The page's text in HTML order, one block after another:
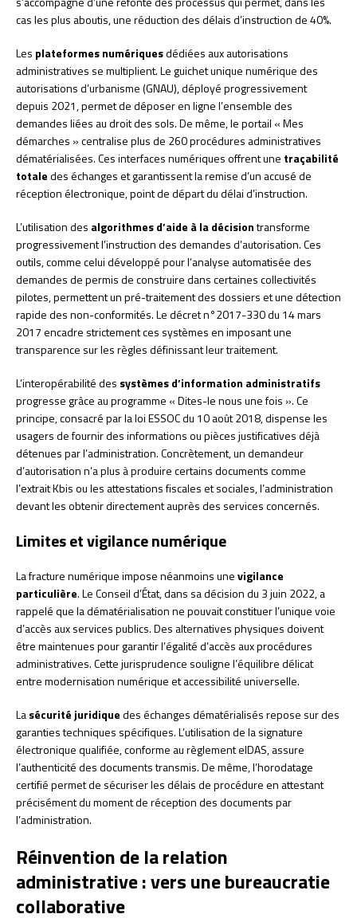
cas les plus aboutis, une réduction des délais d’instruction de 40%.
Les plateformes numériquesdédiées aux autorisations
administratives se multiplient. Le guichet unique numérique des
autorisations d’urbanisme (GNAU), déployé progressivement
depuis 2021, permet de déposer en ligne l’ensemble des
demandes liées au droit des sols. De même, le portail « Mes
démarches » centralise plus de 260 procédures administratives
dématérialisées. Ces interfaces numériques offrent une traçabilité
totaledes échanges et garantissent la remise d’un accusé de
réception électronique, point de départ du délai d’instruction.
L’utilisation des algorithmes d’aide à la décisiontransforme
progressivement l’instruction des demandes d’autorisation. Ces
outils, comme celui développé pour l’analyse automatisée des
demandes de permis de construire dans certaines collectivités
pilotes, permettent un pré-traitement des dossiers et une détection
rapide des non-conformités. Le décret n°2017-330 du 14 mars
2017 encadre strictement ces systèmes en imposant une
transparence sur les règles définissant leur traitement.
L’interopérabilité des systèmes d’information administratifs
progresse grâce au programme « Dites-le nous une fois ». Ce
principe, consacré par la loi ESSOC du 10 août 2018, dispense les
usagers de fournir des informations ou pièces justificatives déjà
détenues par l’administration. Concrètement, un demandeur
d’autorisation n’a plus à produire certains documents comme
l’extrait Kbis ou les attestations fiscales et sociales, l’administration
devant les obtenir directement auprès des services concernés.
Limites et vigilance numérique
La fracture numérique impose néanmoins unevigilance
particulière. Le Conseil d’État, dans sa décision du 3 juin 2022, a
rappelé que la dématérialisation ne pouvait constituer l’unique voie
d’accès aux services publics. Des alternatives physiques doivent
être maintenues pour garantir l’égalité d’accès aux procédures
administratives. Cette jurisprudence souligne l’équilibre délicat
entre modernisation numérique et accessibilité universelle.
Lasécurité juridiquedes échanges dématérialisés repose sur des
garanties techniques spécifiques. L’utilisation de la signature
électronique qualifiée, conforme au règlement eIDAS, assure
l’authenticité des documents transmis. De même, l’horodatage
certifié permet de sécuriser les délais de procédure en attestant
précisément du moment de réception des documents par
l’administration.
Réinvention de la relation
administrative : vers une bureaucratie
collaborative